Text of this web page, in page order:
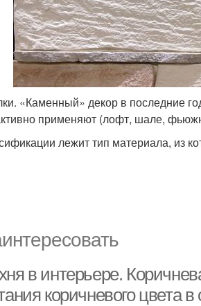
«Каменный» декор в последние
применяют (лофт, шале,
лежит тип материала, из
в интерьере.
коричневого